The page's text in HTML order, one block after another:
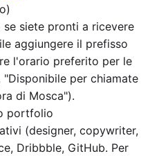
siete pronti a ricevere
aggiungere il prefisso
l'orario preferito per le
per chiamate
di Mosca").
portfolio
(designer, copywriter,
Dribbble, GitHub. Per